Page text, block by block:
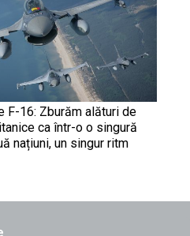
ucraineni în Crimeea
ocupată (VIDEO)
FPV-uri cu Kalașnikov.
Rușii au preluat ideea și
prezintă „Arbaleta”, drona
AK-47
Atacăm Ucraina la toamnă,
susține gen. Gherasimov.
F-16: Zburăm alături de
ca într-o o singură
națiuni, un singur ritm